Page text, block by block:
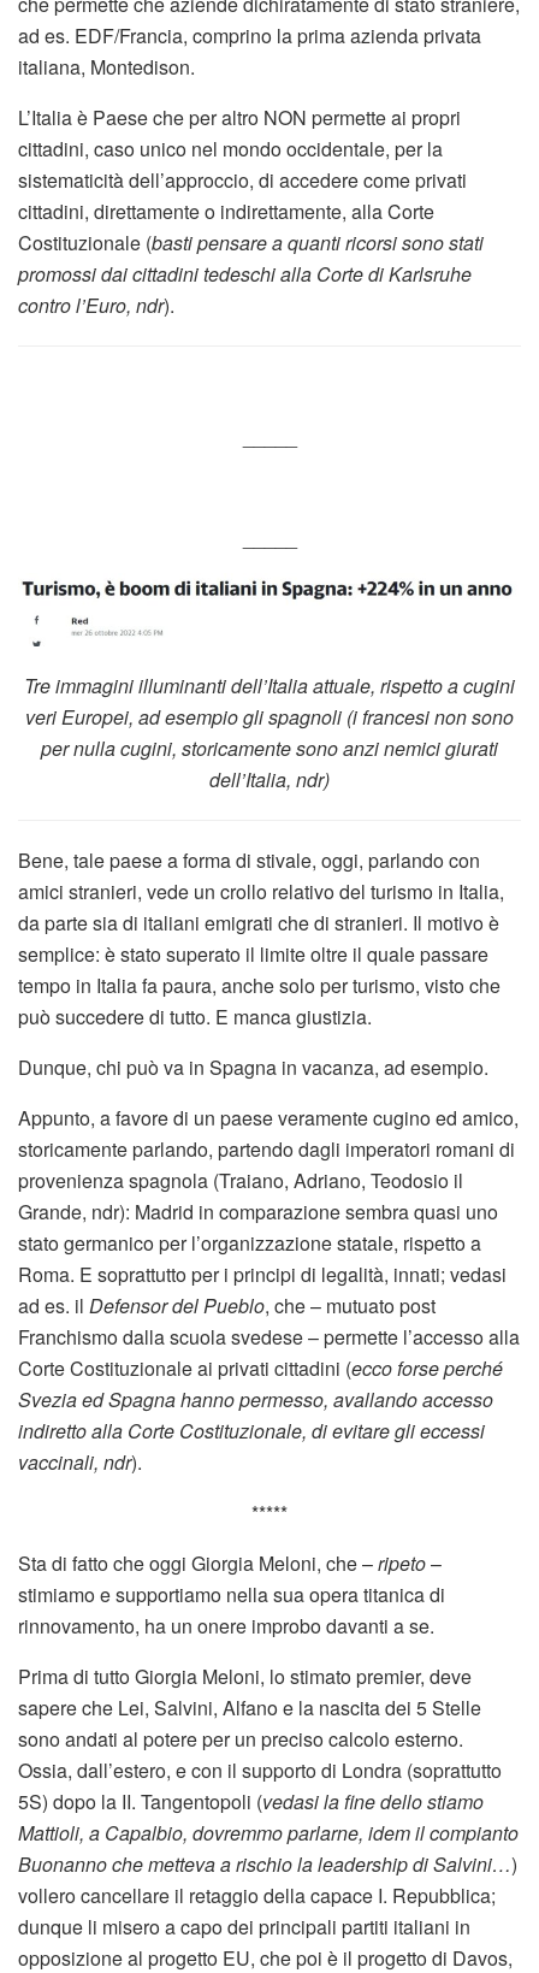
ad es. EDF/Francia, comprino la prima azienda privata
italiana, Montedison.
L’Italia è Paese che per altro NON permette ai propri
cittadini, caso unico nel mondo occidentale, per la
sistematicità dell’approccio, di accedere come privati
cittadini, direttamente o indirettamente, alla Corte
Costituzionale (basti pensare a quanti ricorsi sono stati
promossi dai cittadini tedeschi alla Corte di Karlsruhe
contro l’Euro, ndr).
Tre immagini illuminanti dell’Italia attuale, rispetto a cugini
veri Europei, ad esempio gli spagnoli (i francesi non sono
per nulla cugini, storicamente sono anzi nemici giurati
dell’Italia, ndr)
Bene, tale paese a forma di stivale, oggi, parlando con
amici stranieri, vede un crollo relativo del turismo in Italia,
da parte sia di italiani emigrati che di stranieri. Il motivo è
semplice: è stato superato il limite oltre il quale passare
tempo in Italia fa paura, anche solo per turismo, visto che
può succedere di tutto. E manca giustizia.
Dunque, chi può va in Spagna in vacanza, ad esempio.
Appunto, a favore di un paese veramente cugino ed amico,
storicamente parlando, partendo dagli imperatori romani di
provenienza spagnola (Traiano, Adriano, Teodosio il
Grande, ndr): Madrid in comparazione sembra quasi uno
stato germanico per l’organizzazione statale, rispetto a
Roma. E soprattutto per i principi di legalità, innati; vedasi
ad es. il Defensor del Pueblo, che – mutuato post
Franchismo dalla scuola svedese – permette l’accesso alla
Corte Costituzionale ai privati cittadini (ecco forse perché
Svezia ed Spagna hanno permesso, avallando accesso
indiretto alla Corte Costituzionale, di evitare gli eccessi
vaccinali, ndr).
*****
Sta di fatto che oggi Giorgia Meloni, che –ripeto–
stimiamo e supportiamo nella sua opera titanica di
rinnovamento, ha un onere improbo davanti a se.
Prima di tutto Giorgia Meloni, lo stimato premier, deve
sapere che Lei, Salvini, Alfano e la nascita dei 5 Stelle
sono andati al potere per un preciso calcolo esterno.
Ossia, dall’estero, e con il supporto di Londra (soprattutto
5S) dopo la II. Tangentopoli (vedasi la fine dello stiamo
Mattioli, a Capalbio, dovremmo parlarne, idem il compianto
Buonanno che metteva a rischio la leadership di Salvini…)
vollero cancellare il retaggio della capace I. Repubblica;
dunque li misero a capo dei principali partiti italiani in
opposizione al progetto EU, che poi è il progetto di Davos,